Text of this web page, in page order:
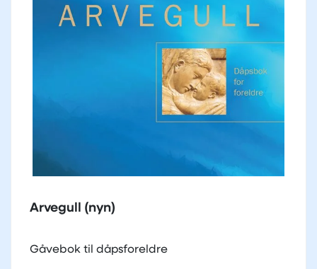
Arvegull (nyn)
Gåvebok til dåpsforeldre